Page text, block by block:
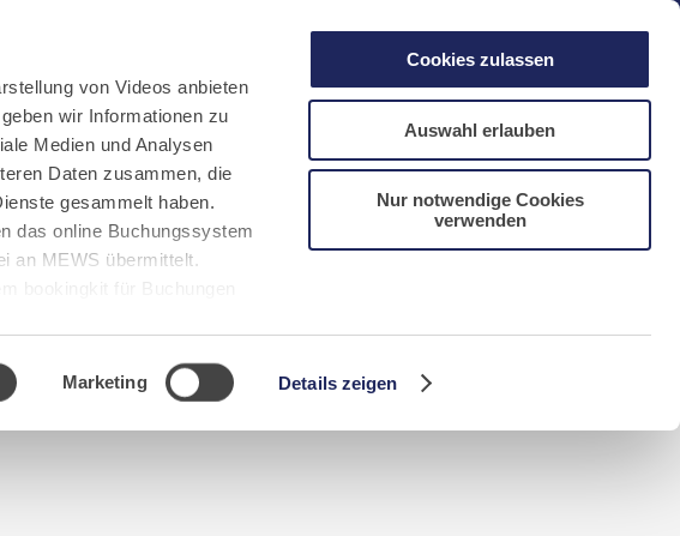
von Videos anbieten
wir Informationen zu
Medien und Analysen
Daten zusammen, die
gesammelt haben.
das online Buchungssystem
an MEWS übermittelt.
Marketing Details zeigen
Cookies zulassen
Auswahl erlauben
Nur notwendige Cookies
verwenden
Infos
NL CN/中文
| Información requerida